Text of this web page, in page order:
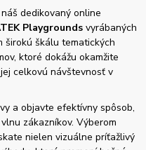
dedikovaný online
Playgrounds vyrábaných
širokú škálu tematických
ktoré dokážu okamžite
celkovú návštevnosť v
a objavte efektívny spôsob,
zákazníkov. Výberom
nielen vizuálne príťažlivý